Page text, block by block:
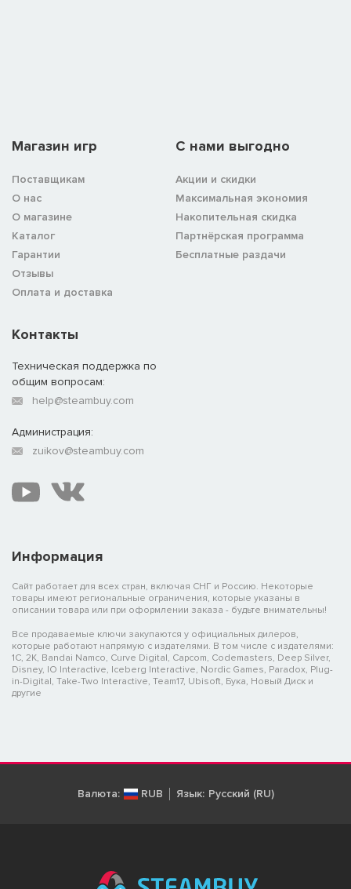
Магазин игр
Поставщикам
О нас
О магазине
Каталог
Гарантии
Отзывы
Оплата и доставка
C нами выгодно
Акции и скидки
Максимальная экономия
Накопительная скидка
Партнёрская программа
Бесплатные раздачи
Информация
Сайт работает для всех стран, включая СНГ и Россию. Некоторые
товары имеют региональные ограничения, которые указаны в
описании товара или при оформлении заказа - будьте внимательны!
Все продаваемые ключи закупаются у официальных дилеров,
которые работают напрямую с издателями. В том числе с издателями:
1C, 2K, Bandai Namco, Curve Digital, Capcom, Codemasters, Deep Silver,
Disney, IO Interactive, Iceberg Interactive, Nordic Games, Paradox, Plug-
in-Digital, Take-Two Interactive, Team17, Ubisoft, Бука, Новый Диск и
другие
Контакты
Техническая поддержка по
общим вопросам:
help@steambuy.com
Администрация:
zuikov@steambuy.com
Валюта: RUB Язык: Русский (RU)